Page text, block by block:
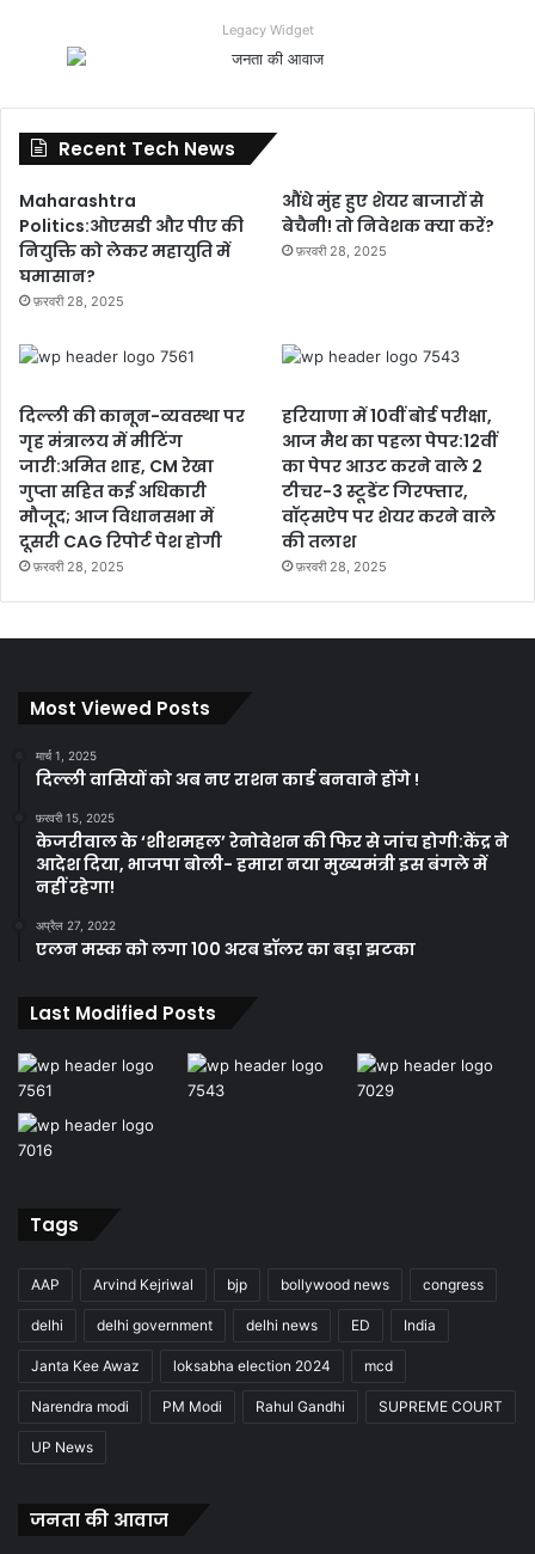
Legacy Widget
Recent Tech News
Maharashtra
Politics:ओएसडी और पीए की
नियुक्ति को लेकर महायुति में
घमासान?
फ़रवरी 28, 2025
औंधे मुंह हुए शेयर बाजारों से
बेचैनी! तो निवेशक क्या करें?
फ़रवरी 28, 2025
दिल्ली की कानून-व्यवस्था पर
गृह मंत्रालय में मीटिंग
जारी:अमित शाह, CM रेखा
गुप्ता सहित कई अधिकारी
मौजूद; आज विधानसभा में
दूसरी CAG रिपोर्ट पेश होगी
फ़रवरी 28, 2025
हरियाणा में 10वीं बोर्ड परीक्षा,
आज मैथ का पहला पेपर:12वीं
का पेपर आउट करने वाले 2
टीचर-3 स्टूडेंट गिरफ्तार,
वॉट्सऐप पर शेयर करने वाले
की तलाश
फ़रवरी 28, 2025
Most Viewed Posts
मार्च 1, 2025
दिल्ली वासियों को अब नए राशन कार्ड बनवाने होंगे !
फ़रवरी 15, 2025
केजरीवाल के ‘शीशमहल’ रेनोवेशन की फिर से जांच होगी:केंद्र ने
आदेश दिया, भाजपा बोली- हमारा नया मुख्यमंत्री इस बंगले में
नहीं रहेगा!
अप्रैल 27, 2022
एलन मस्क को लगा 100 अरब डॉलर का बड़ा झटका
Last Modified Posts
Tags
AAP Arvind Kejriwal bjp bollywood news congress
delhi delhi government delhi news ED India
Janta Kee Awaz loksabha election 2024 mcd
Narendra modi PM Modi Rahul Gandhi SUPREME COURT
UP News
जनता की आवाज